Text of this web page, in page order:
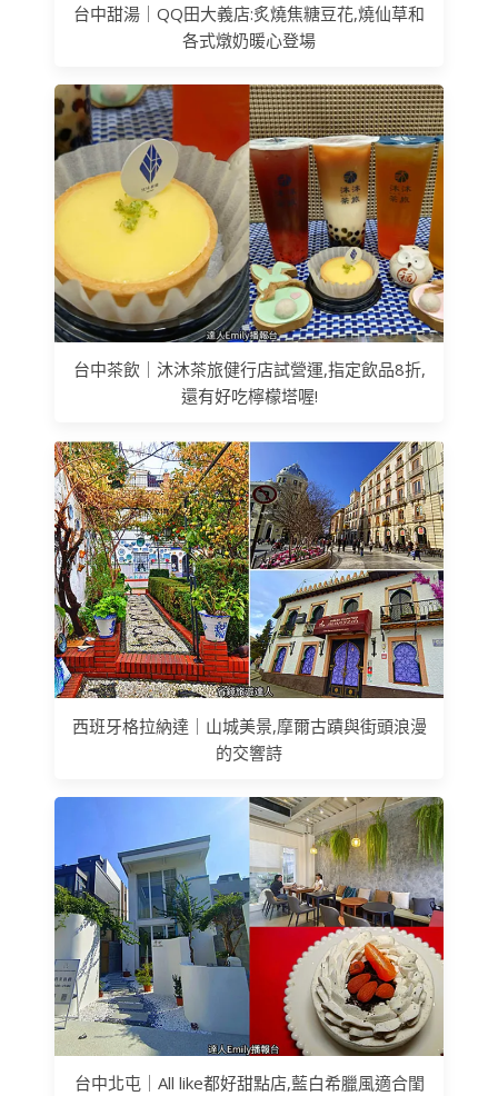
台中甜湯｜QQ田大義店:炙燒焦糖豆花,燒仙草和
各式燉奶暖心登場
台中茶飲｜沐沐茶旅健行店試營運,指定飲品8折,
還有好吃檸檬塔喔!
西班牙格拉納達｜山城美景,摩爾古蹟與街頭浪漫
的交響詩
台中北屯｜All like都好甜點店,藍白希臘風適合閨